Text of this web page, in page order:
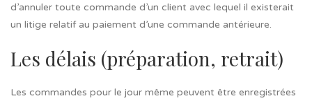
d’annuler toute commande d’un client avec lequel il existerait
un litige relatif au paiement d’une commande antérieure.
Les délais (préparation, retrait)
Les commandes pour le jour même peuvent être enregistrées